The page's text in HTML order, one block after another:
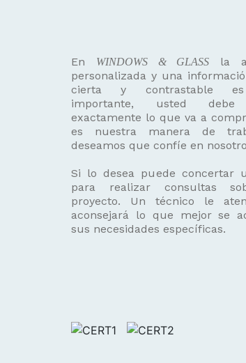
En WINDOWS & GLASS la
personalizada y una
cierta y contrastable
importante, usted debe
exactamente lo que va a
es nuestra manera de
deseamos que confíe en
Si lo desea puede concertar
para realizar consultas
proyecto. Un técnico le
aconsejará lo que mejor se
sus necesidades específicas.